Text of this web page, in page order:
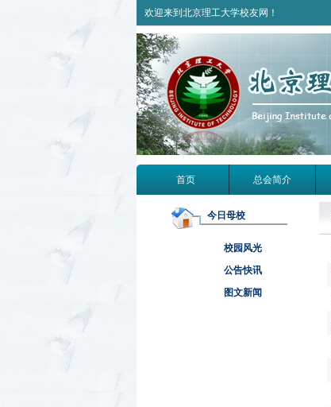
欢迎来到北京理工大学校友网！
首页 总会简介
今日母校
校园风光
公告快讯
图文新闻